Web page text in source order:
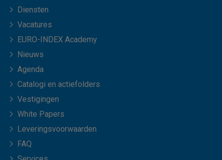
Diensten
Vacatures
EURO-INDEX Academy
Nieuws
Agenda
Catalogi en actiefolders
Vestigingen
White Papers
Leveringsvoorwaarden
FAQ